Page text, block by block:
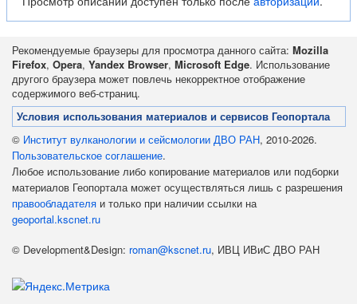
Рекомендуемые браузеры для просмотра данного сайта: Mozilla
Firefox, Opera, Yandex Browser, Microsoft Edge. Использование
другого браузера может повлечь некорректное отображение
содержимого веб-страниц.
Условия использования материалов и сервисов Геопортала
© Институт вулканологии и сейсмологии ДВО РАН, 2010-2026.
Пользовательское соглашение.
Любое использование либо копирование материалов или подборки
материалов Геопортала может осуществляться лишь с разрешения
правообладателя и только при наличии ссылки на
geoportal.kscnet.ru
© Development&Design: roman@kscnet.ru, ИВЦ ИВиС ДВО РАН